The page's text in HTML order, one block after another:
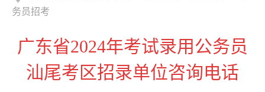
务员招考
广东省2024年考试录用公务员
汕尾考区招录单位咨询电话